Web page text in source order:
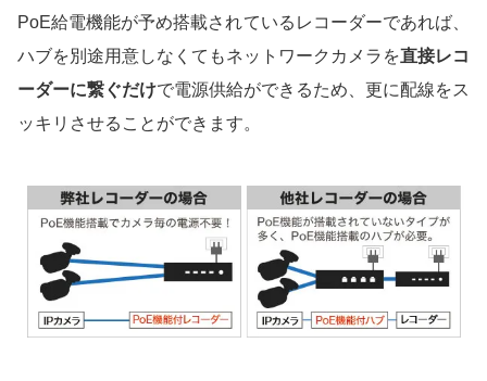
PoE給電機能が予め搭載されているレコーダーであれば、
ハブを別途用意しなくてもネットワークカメラを直接レコ
ーダーに繋ぐだけで電源供給ができるため、更に配線をス
ッキリさせることができます。